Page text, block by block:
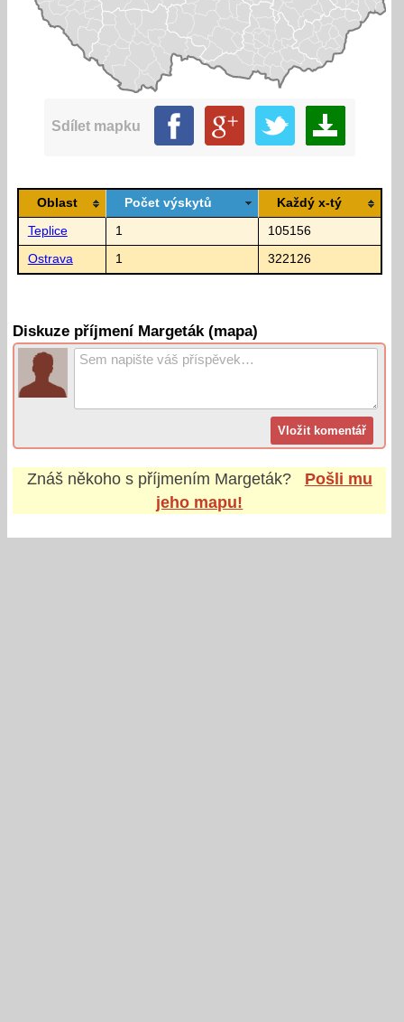
Sdílet mapku
Oblast Počet výskytů Každý x-tý
Teplice 1 105156
Ostrava 1 322126
Diskuze příjmení Margeták (mapa)
Znáš někoho s příjmením Margeták?
Pošli mu
jeho mapu!